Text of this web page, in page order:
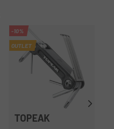
-10%
OUTLET
TOPEAK